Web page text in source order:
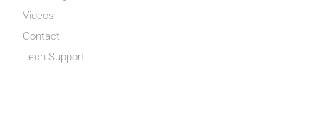
Videos
Contact
Tech Support